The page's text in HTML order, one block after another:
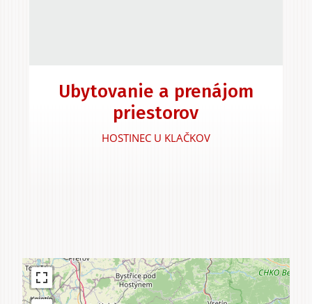
Ubytovanie a prenájom
priestorov
HOSTINEC U KLAČKOV